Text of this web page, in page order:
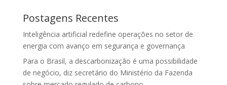
Postagens Recentes
Inteligência artificial redefine operações no setor de
energia com avanço em segurança e governança
Para o Brasil, a descarbonização é uma possibilidade
de negócio, diz secretário do Ministério da Fazenda